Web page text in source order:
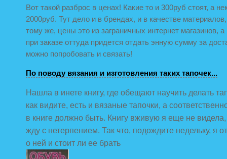
Вот такой разброс в ценах! Какие то и 300руб стоят, а
2000руб. Тут дело и в брендах, и в качестве
тому же, цены это из заграничных интернет магазинов,
при заказе оттуда придется отдать энную сумму за
можно попробовать и связать!
По поводу вязания и изготовления таких тапочек...
Нашла в инете книгу, где обещают научить делать
как видите, есть и вязаные тапочки, а
в книге должно быть. Книгу вживую я еще не
жду с нетерпением. Так что, подождите недельку, я
о ней и стоит ли ее брать